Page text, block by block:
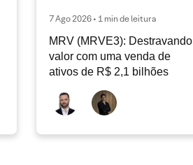
7 Ago 2026 • 1 min de leitura
MRV (MRVE3): Destravando
valor com uma venda de
ativos de R$ 2,1 bilhões